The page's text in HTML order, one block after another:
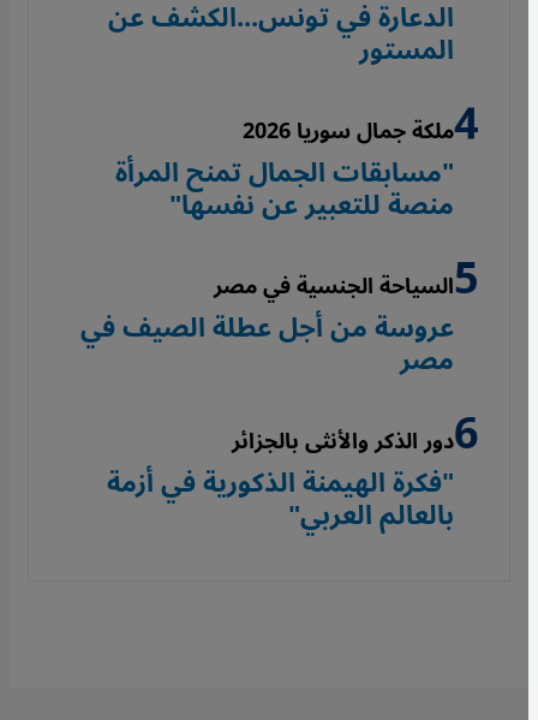
الدعارة في تونس...الكشف عن
المستور
ملكة جمال سوريا 2026
"مسابقات الجمال تمنح المرأة
منصة للتعبير عن نفسها"
السياحة الجنسية في مصر
عروسة من أجل عطلة الصيف في
مصر
دور الذكر والأنثى بالجزائر
"فكرة الهيمنة الذكورية في أزمة
بالعالم العربي"